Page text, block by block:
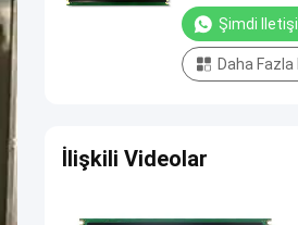
240*64 Parlaklık
Şimdi
Daha Fazla
İlişkili Videolar